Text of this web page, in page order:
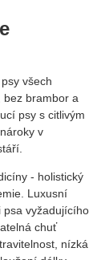
všech
bez brambor a
psy s citlivým
v
- holistický
Luxusní
psa vyžadujícího
chuť
nízká